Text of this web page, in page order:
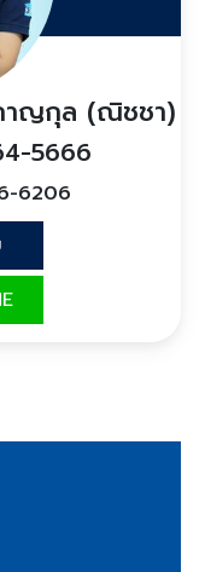
ญกุล (ณิชชา)
5666
6206